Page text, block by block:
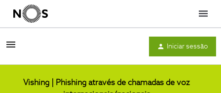
Menu
Iniciar sessão
Vishing | Phishing através de chamadas de voz